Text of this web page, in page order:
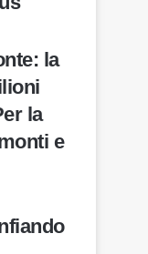
la
la
e